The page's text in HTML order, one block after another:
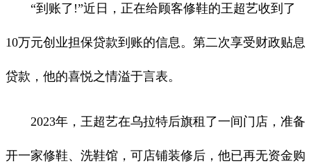
“到账了!”近日，正在给顾客修鞋的王超艺收到了
10万元创业担保贷款到账的信息。第二次享受财政贴息
贷款，他的喜悦之情溢于言表。
2023年，王超艺在乌拉特后旗租了一间门店，准备
开一家修鞋、洗鞋馆，可店铺装修后，他已再无资金购